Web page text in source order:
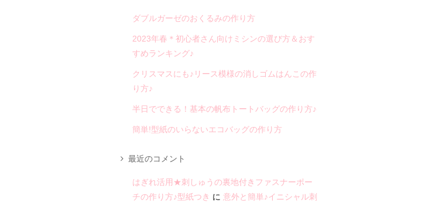
ダブルガーゼのおくるみの作り方
2023年春＊初心者さん向けミシンの選び方＆おす
すめランキング♪
クリスマスにも♪リース模様の消しゴムはんこの作
り方♪
半日でできる！基本の帆布トートバッグの作り方♪
簡単!型紙のいらないエコバッグの作り方
最近のコメント
はぎれ活用★刺しゅうの裏地付きファスナーポー
チの作り方♪型紙つき に 意外と簡単♪イニシャル刺